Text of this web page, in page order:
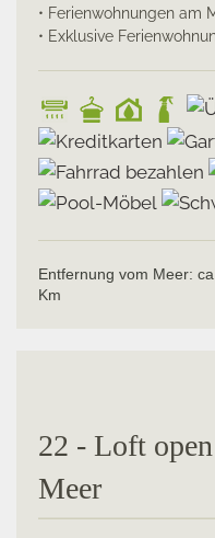
• Ferienwohnungen am
• Exklusive
Entfernung vom Meer:
Km
22 - Loft
Meer